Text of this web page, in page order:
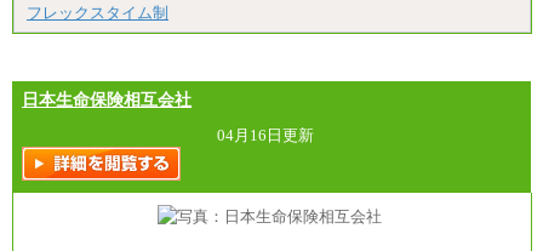
フレックスタイム制
日本生命保険相互会社
04月16日更新